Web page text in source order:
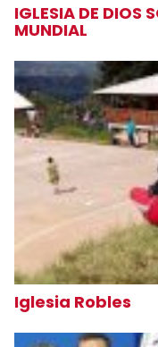
IGLESIA DE DIOS
MUNDIAL
Iglesia Robles